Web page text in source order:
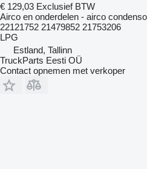
€ 129,03 Exclusief BTW
Airco en onderdelen - airco
22121752 21479852 21753206
LPG
Estland, Tallinn
TruckParts Eesti OÜ
Contact opnemen met verkoper